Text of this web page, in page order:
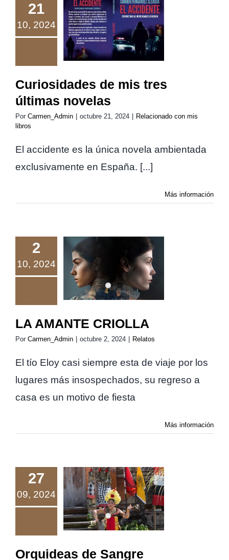
21
10, 2024
Curiosidades
de mis tres
últimas
novelas
Curiosidades de mis tres
últimas novelas
Por Carmen_Admin octubre 21, 2024
Relacionado con mis
libros
El accidente es la única novela ambientada
exclusivamente en España. [...]
Más información
2
10, 2024
LA AMANTE
CRIOLLA
LA AMANTE CRIOLLA
Por Carmen_Admin octubre 2, 2024 Relatos
El tío Eloy casi siempre esta de viaje por los
lugares más insospechados, su regreso a
casa es un motivo de fiesta
Más información
27
09, 2024
Orquideas de
Sangre
Orquideas de Sangre